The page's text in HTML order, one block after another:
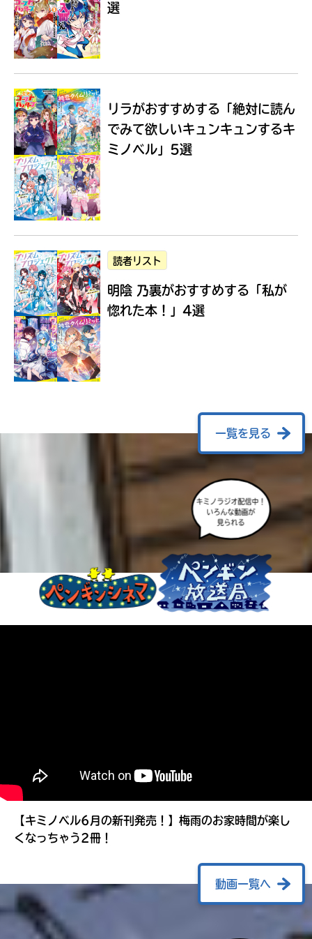
Loading...
選
リラがおすすめする 「絶対に読ん
でみて欲しいキュンキュンするキ
ミノベル」5選
読者リスト
明陰 乃裏がおすすめする 「私が
惚れた本！」4選
一覧を見る
キミノラジオ配信中！
いろんな動画が
見られる
【キミノベル6月の新刊発売！】梅雨のお家時間が楽し
くなっちゃう2冊！
動画一覧へ
に
エ
も
度
み
て
ね
る